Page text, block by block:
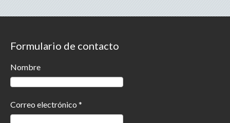
Formulario de contacto
Nombre
Correo electrónico *